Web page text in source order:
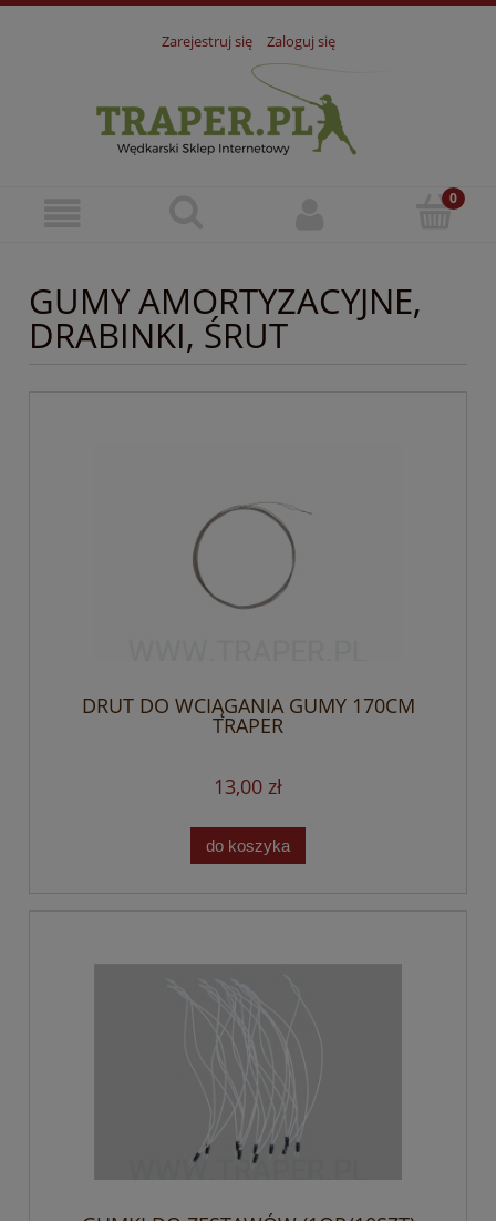
Zarejestruj się Zaloguj się
GUMY AMORTYZACYJNE,
DRABINKI, ŚRUT
DRUT DO WCIĄGANIA GUMY 170CM
TRAPER
13,00 zł
do koszyka